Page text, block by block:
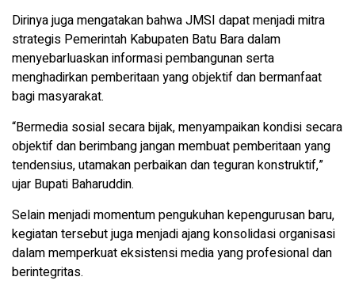
Dirinya juga mengatakan bahwa JMSI dapat menjadi mitra
strategis Pemerintah Kabupaten Batu Bara dalam
menyebarluaskan informasi pembangunan serta
menghadirkan pemberitaan yang objektif dan bermanfaat
bagi masyarakat.
“Bermedia sosial secara bijak, menyampaikan kondisi secara
objektif dan berimbang jangan membuat pemberitaan yang
tendensius, utamakan perbaikan dan teguran konstruktif,”
ujar Bupati Baharuddin.
Selain menjadi momentum pengukuhan kepengurusan baru,
kegiatan tersebut juga menjadi ajang konsolidasi organisasi
dalam memperkuat eksistensi media yang profesional dan
berintegritas.